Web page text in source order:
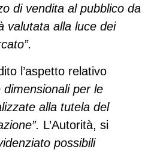
di vendita al pubblico da
valutata alla luce dei
l’aspetto relativo
dimensionali per le
alla tutela del
L’Autorità, si
possibili